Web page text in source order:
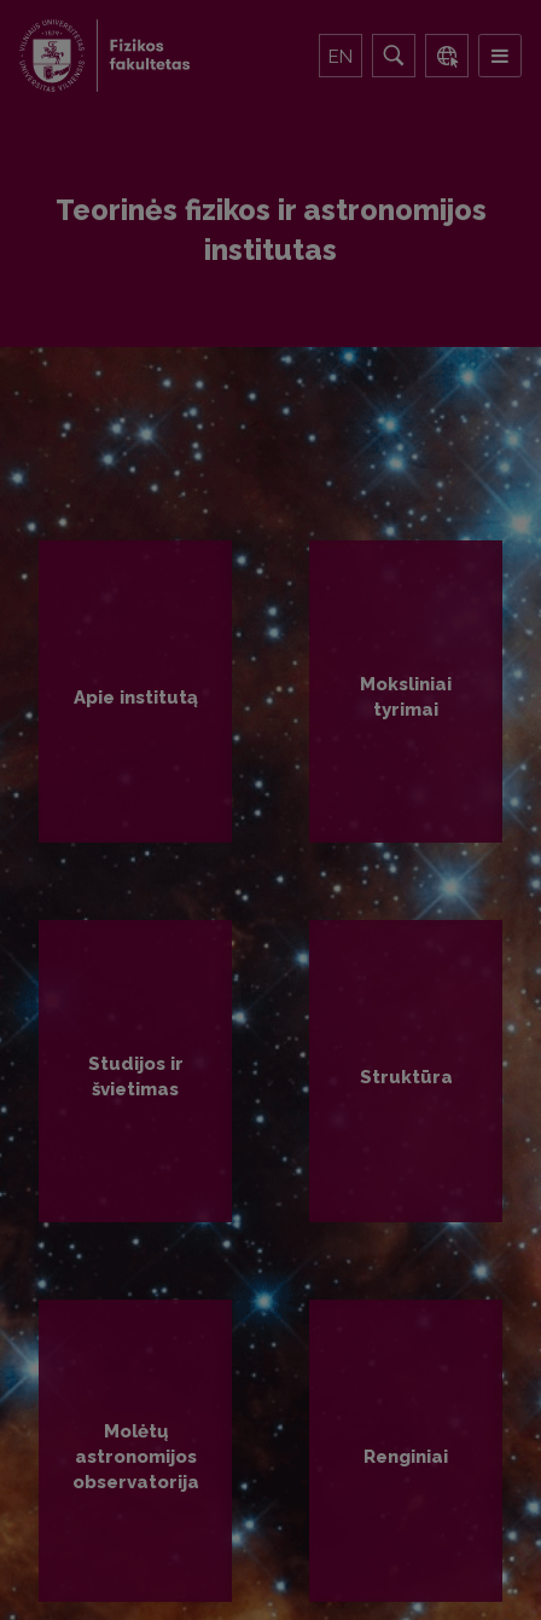
EN
Teorinės fizikos ir astronomijos
institutas
Apie institutą
Moksliniai
tyrimai
Studijos ir
švietimas
Struktūra
Molėtų
astronomijos
observatorija
Renginiai